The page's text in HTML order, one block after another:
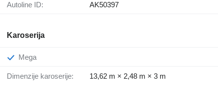
Autoline ID: AK50397
Karoserija
Mega
Dimenzije karoserije: 13,62 m × 2,48 m × 3 m